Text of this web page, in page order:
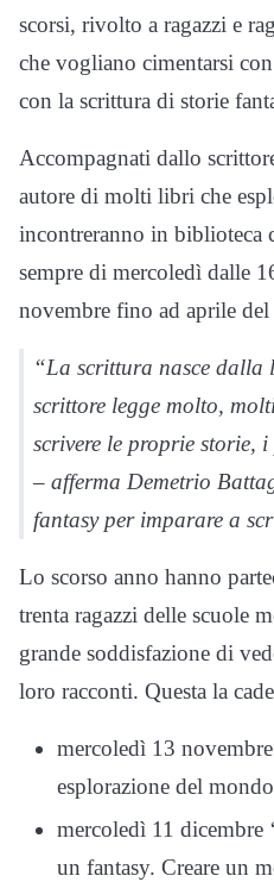
scorsi, rivolto a ragazzi e
che vogliano cimentarsi
con la scrittura di storie
Accompagnati dallo
autore di molti libri che
incontreranno in biblioteca
sempre di mercoledì dalle
novembre fino ad aprile
“La scrittura nasce dalla
scrittore legge molto,
scrivere le proprie storie,
– afferma Demetrio
fantasy per imparare a
Lo scorso anno hanno
trenta ragazzi delle scuole
grande soddisfazione di
loro racconti. Questa la
mercoledì 13
esplorazione del
mercoledì 11 dicembre
un fantasy. Creare un